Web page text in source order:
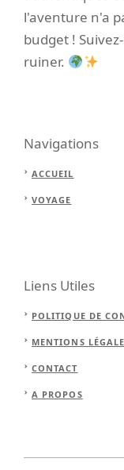
l'aventure n'a
budget !
ruiner.
Navigations
ACCUEIL
VOYAGE
Liens Utiles
POLITIQUE DE
MENTIONS
CONTACT
A PROPOS